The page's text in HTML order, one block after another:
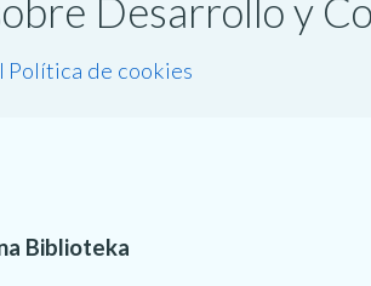
Desarrollo y
Política de cookies
Biblioteka